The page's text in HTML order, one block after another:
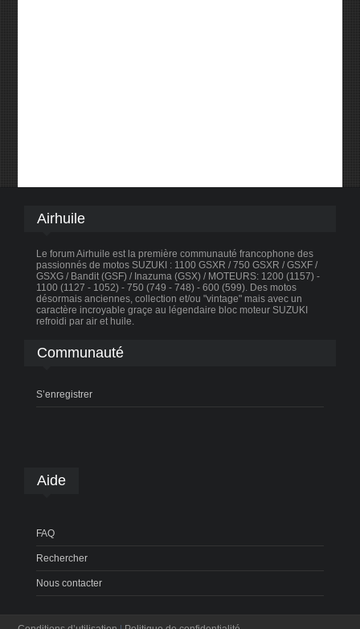
Airhuile
Le forum Airhuile est la première communauté francophone des
passionnés de motos SUZUKI : 1100 GSXR / 750 GSXR / GSXF /
GSXG / Bandit (GSF) / Inazuma (GSX) / MOTEURS: 1200 (1157) -
1100 (1127 - 1052) - 750 (749 - 748) - 600 (599). Des motos
désormais anciennes, collection et/ou "vintage" mais avec un
caractère incroyable graçe au légendaire bloc moteur SUZUKI
refroidi par air et huile.
Communauté
S’enregistrer
Aide
FAQ
Rechercher
Nous contacter